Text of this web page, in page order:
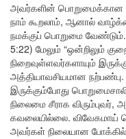
அவர்களின் பொறுமைக்கான
நாம் கூறலாம், ஆனால்
நமக்குப் பொறுமை
5:22) மேலும் “ஒன்றிலும்
நிறைவுள்ளவர்களாயும்
அத்தியாவசியமான நற்பண்பு.
இருக்கும்போது
நிலைமை சீராக விரும்புவர்,
கவலையில்லை. விவேகமாய்
அவர்கள் நிலையான